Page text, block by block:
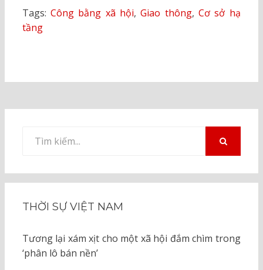
Tags: Công bằng xã hội,Giao thông, Cơ sở hạ
tầng
kiếm
THỜI SỰ VIỆT NAM
Tương lại xám xịt cho một xã hội đắm chìm trong
‘phân lô bán nền’